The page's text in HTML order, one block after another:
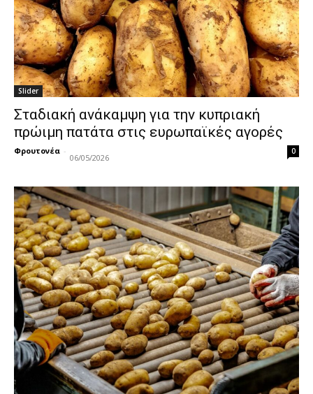
Slider
Σταδιακή ανάκαμψη για την κυπριακή
πρώιμη πατάτα στις ευρωπαϊκές αγορές
Φρουτονέα -
06/05/2026
0